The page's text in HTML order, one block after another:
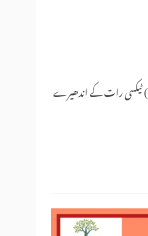
افسانہ نگار : پروفیسر لوئی علی خلیل (قطر یونی ورسٹی) عربی سے ترجمہ : وسیم احمد علیمی (1) ٹیکسی رات کے اندھیرے